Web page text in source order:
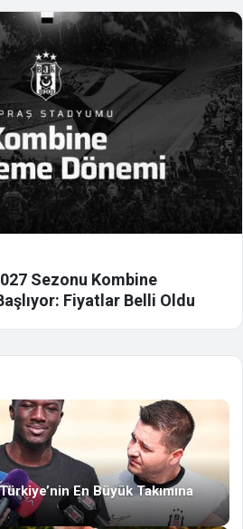
Sezonu Kombine
Fiyatlar Belli Oldu
En Büyük Takımına